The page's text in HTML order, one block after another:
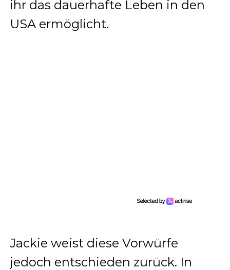
ihr das dauerhafte Leben in den
USA ermöglicht.
Jackie weist diese Vorwürfe
jedoch entschieden zurück. In